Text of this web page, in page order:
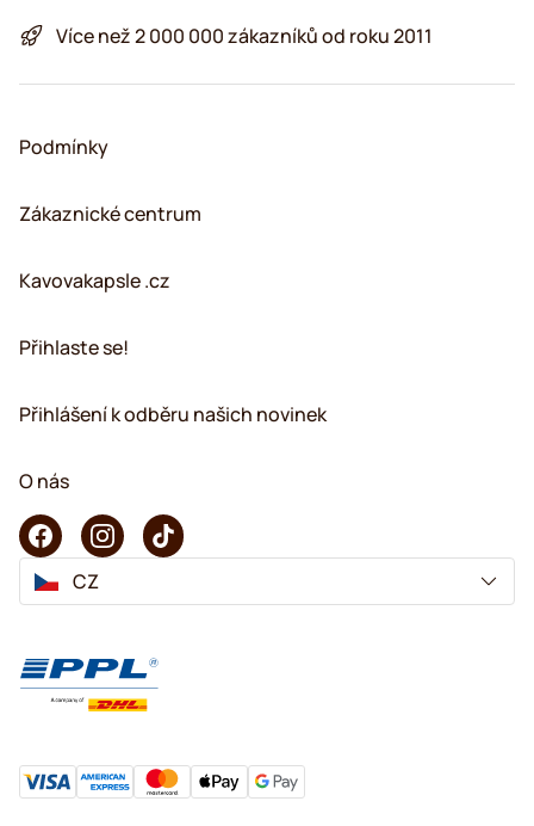
Více než 2 000 000 zákazníků od roku 2011
Podmínky
Zákaznické centrum
Kavovakapsle .cz
Přihlaste se!
Přihlášení k odběru našich novinek
O nás
CZ